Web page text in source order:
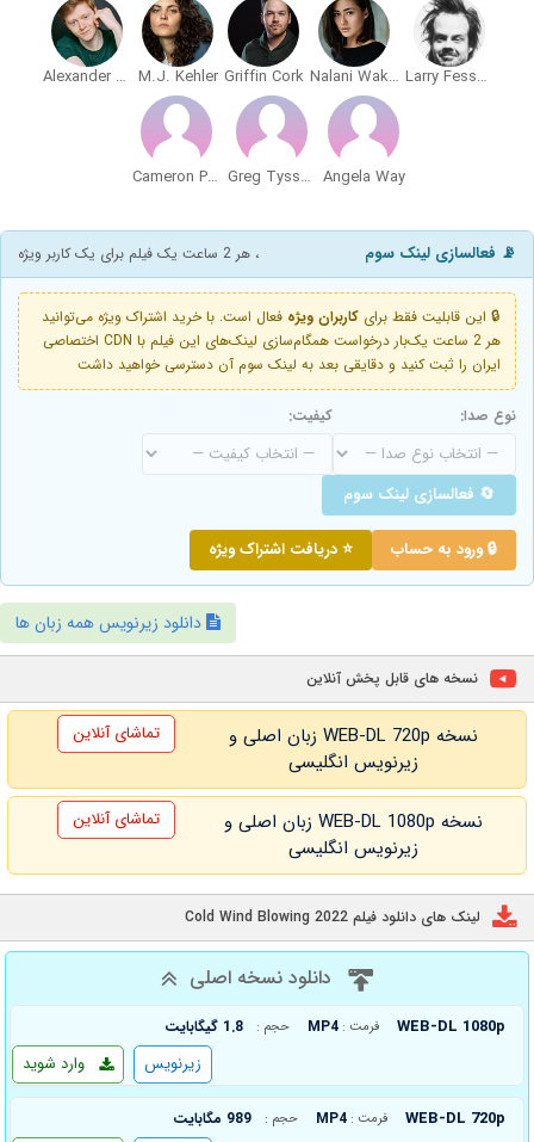
Larry Fessenden
Nalani Wakita
Griffin Cork
M.J. Kehler
Alexander Lowe
Angela Way
Greg Tysseland
Cameron Petersen
📡 فعالسازی لینک سوم ، هر 2 ساعت یک فیلم برای یک کاربر ویژه
🔒 این قابلیت فقط برای کاربران ویژه فعال است. با خرید اشتراک ویژه می‌توانید
هر 2 ساعت یک‌بار درخواست همگام‌سازی لینک‌های این فیلم با CDN اختصاصی
ایران را ثبت کنید و دقایقی بعد به لینک سوم آن دسترسی خواهید داشت
نوع صدا: کیفیت:
🔄 فعالسازی لینک سوم
🔒 ورود به حساب ⭐ دریافت اشتراک ویژه
دانلود زیرنویس همه زبان ها
نسخه های قابل پخش آنلاین
نسخه WEB-DL 720p زبان اصلی و
زیرنویس انگلیسی
تماشای آنلاین
نسخه WEB-DL 1080p زبان اصلی و
زیرنویس انگلیسی
تماشای آنلاین
لینک های دانلود فیلم Cold Wind Blowing 2022
دانلود نسخه اصلی
WEB-DL 1080p فرمت : MP4 حجم : 1.8 گیگابایت
وارد شوید زیرنویس
WEB-DL 720p فرمت : MP4 حجم : 989 مگابایت